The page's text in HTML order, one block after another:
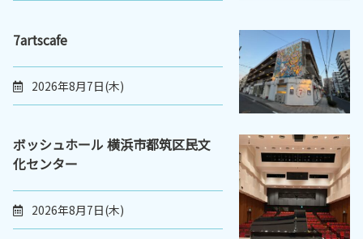
7artscafe
2026年8月7日(木)
ボッシュホール 横浜市都筑区民文
化センター
2026年8月7日(木)